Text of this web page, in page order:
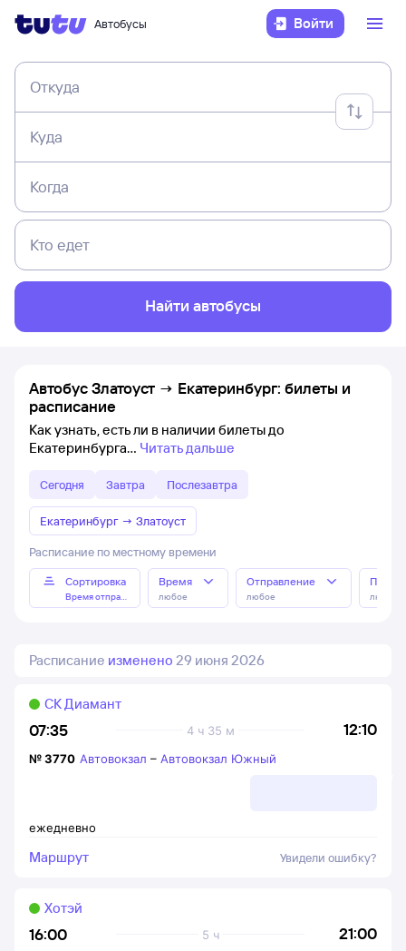
Автобусы Войти
Откуда
Куда
Когда
Кто едет
Найти автобусы
Автобус Златоуст → Екатеринбург: билеты и
расписание
Как узнать, есть ли в наличии билеты до
Екатеринбурга
Читать дальше
Сегодня Завтра Послезавтра
Екатеринбург → Златоуст
Расписание по местному времени
Сортировка
Время отправления
Время
любое
Отправление
любое любое
Расписание изменено 29 июня 2026
07:35 12:10
4 ч 35 м
СК Диамант
ежедневно
№3770 Автовокзал – Автовокзал Южный
Маршрут Увидели ошибку?
16:00 21:00
5 ч
Хотэй